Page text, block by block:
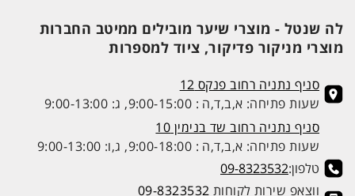
לה שנטל - מוצרי שיער מובילים ממיטב החברות
מוצרי מניקור פדיקור, ציוד למספרות
סניף נתניה רחוב פנקס 12
שעות פתיחה: א,ב,ד,ה : 9:00-15:00, ג: 9:00-13:00
סניף נתניה רחוב שד בנימין 10
שעות פתיחה: א,ב,ד,ה : 9:00-18:00, ג,ו: 9:00-13:00
טלפון:09-8323532
ווצאפ שירות לקוחות 09-8323532